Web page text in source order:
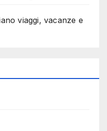
viaggi, vacanze e